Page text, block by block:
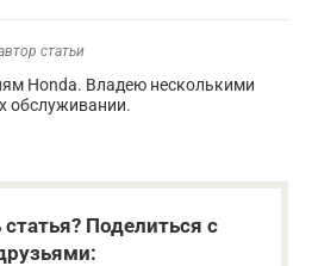
статьи
Honda. Владею несколькими
обслуживании.
Поделиться с